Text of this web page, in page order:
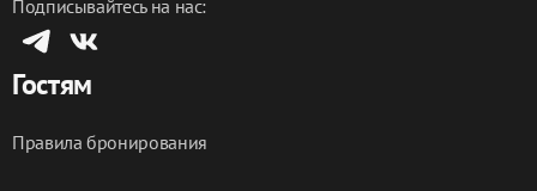
Наша квартира — это идеальное место для тех, кто
ищет комфорт, стиль и удобство. Мы уверены, что
ваше пребывание у нас станет незабываемым, и вы
Подписывайтесь на нас:
Гостям
Правила бронирования